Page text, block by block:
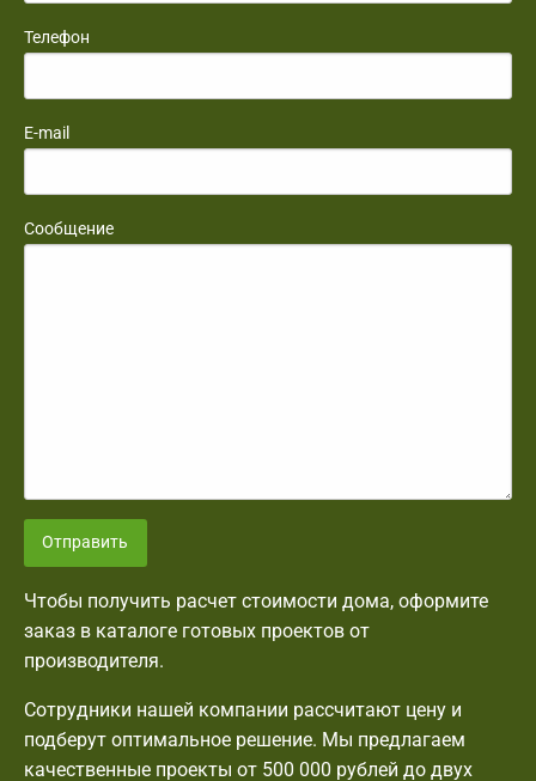
Телефон
E-mail
Сообщение
Отправить
Чтобы получить расчет стоимости дома, оформите
заказ в каталоге готовых проектов от
производителя.
Сотрудники нашей компании рассчитают цену и
подберут оптимальное решение. Мы предлагаем
качественные проекты от 500 000 рублей до двух